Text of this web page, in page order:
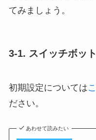
てみましょう。
3-1. スイッチボッ
初期設定については
ださい。
あわせて読みたい